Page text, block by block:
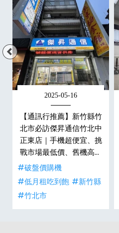
2025-05-16
【通訊行推薦】新竹縣竹
北市必訪傑昇通信竹北中
正東店｜手機超便宜、挑
戰市場最低價、舊機高價
現金回收
#破盤價購機
#低月租吃到飽 #新竹縣
#竹北市